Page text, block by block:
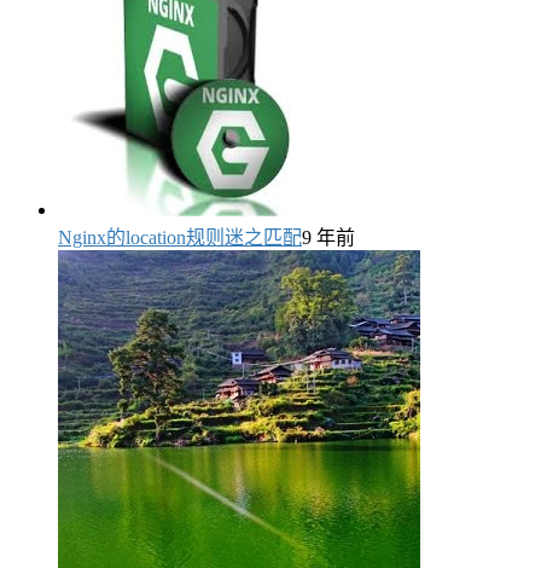
Nginx的location规则迷之匹配9 年前